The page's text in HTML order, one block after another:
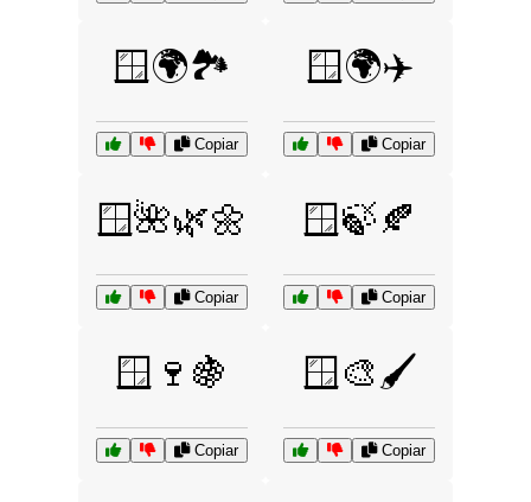
🪟🌍🏞️
Copiar
🪟🌍✈️
Copiar
🪟🌺🌿🌼
Copiar
🪟🍃🍂
Copiar
🪟🍷🍇
Copiar
🪟🎨🖌️
Copiar